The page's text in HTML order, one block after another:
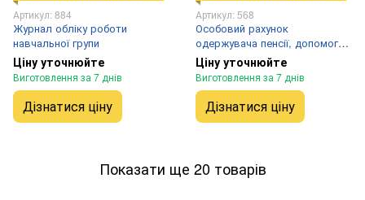
Артикул: 884
Журнал обліку роботи
навчальної групи
Ціну уточнюйте
Виготовлення за 7 днів
Дізнатися ціну
Артикул: 568
Особовий рахунок
одержувача пенсії, допомоги
А4 1+1 на картоні
Ціну уточнюйте
Виготовлення за 7 днів
Дізнатися ціну
Показати ще 20 товарів